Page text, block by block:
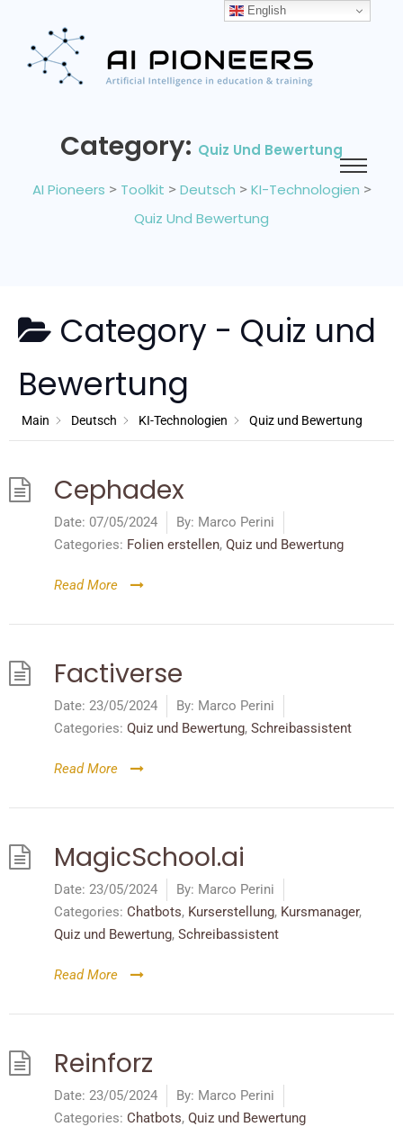
Category: Quiz Und Bewertung
AI Pioneers > Toolkit > Deutsch > KI-Technologien >
Quiz Und Bewertung
Category - Quiz und
Bewertung
Main Deutsch KI-Technologien Quiz und Bewertung
Cephadex
Date: 07/05/2024 By: Marco Perini
Categories: Folien erstellen, Quiz und Bewertung
Read More
Factiverse
Date: 23/05/2024 By: Marco Perini
Categories: Quiz und Bewertung, Schreibassistent
Read More
MagicSchool.ai
Date: 23/05/2024 By: Marco Perini
Categories: Chatbots, Kurserstellung, Kursmanager,
Quiz und Bewertung, Schreibassistent
Read More
Reinforz
Date: 23/05/2024 By: Marco Perini
Categories: Chatbots, Quiz und Bewertung
English